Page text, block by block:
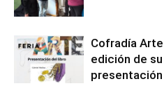
Cofradía
edición de
presentación